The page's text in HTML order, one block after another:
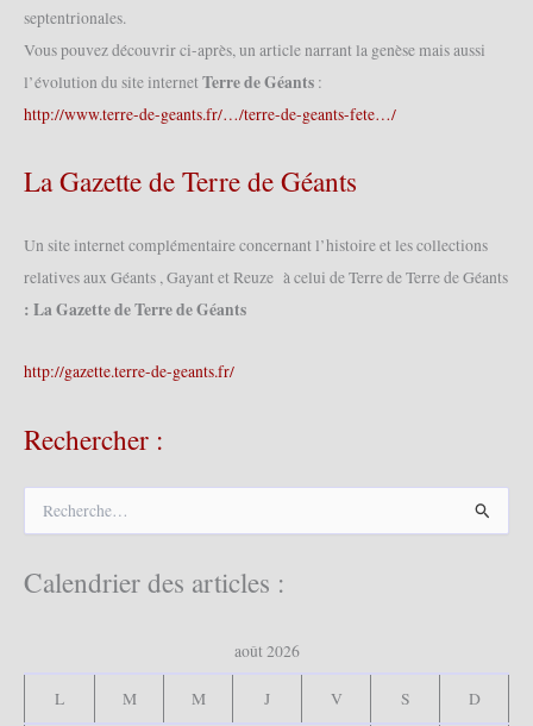
septentrionales.
Vous pouvez découvrir ci-après, un article narrant la genèse mais aussi
l’évolution du site internet Terre de Géants :
http://www.terre-de-geants.fr/…/terre-de-geants-fete…/
La Gazette de Terre de Géants
Un site internet complémentaire concernant l’histoire et les collections
relatives aux Géants , Gayant et Reuze à celui de Terre de Terre de Géants
: La Gazette de Terre de Géants
http://gazette.terre-de-geants.fr/
Rechercher :
h
e
Calendrier des articles :
août 2026
L M M J V S D